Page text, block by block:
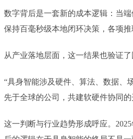
数字背后是一套新的成本逻辑：当
保持百毫秒级本地闭环决策，各项
从产业落地层面，这一结果也验证
“具身智能涉及硬件、算法、数据、
先于全球的公司，共建软硬件协同
这一判断与行业趋势形成呼应。